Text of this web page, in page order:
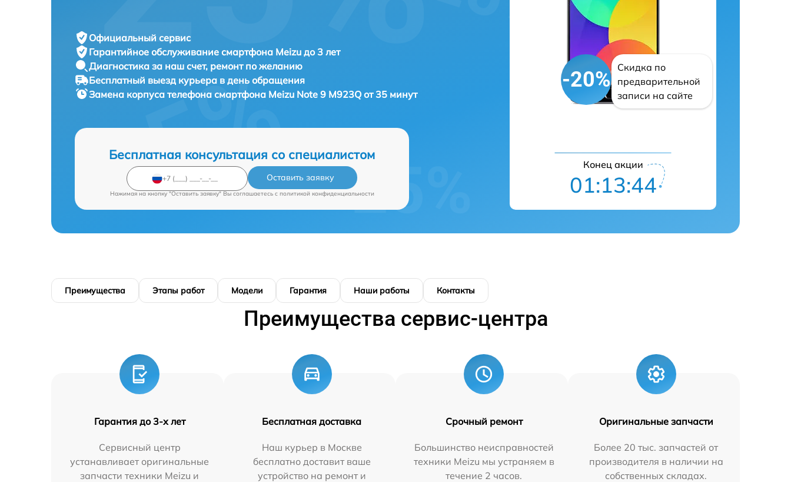
Официальный сервис
Гарантийное обслуживание смартфона Meizu до 3 лет
Диагностика за наш счет, ремонт по желанию
Бесплатный выезд курьера в день обращения
Замена корпуса телефона смартфона Meizu Note 9 M923Q от 35 минут
Бесплатная консультация со специалистом
Оставить заявку
Нажимая на кнопку "Оставить заявку" Вы соглашаетесь c политикой конфиденциальности
-20%
Скидка по
предварительной
записи на сайте
Конец акции
01:13:43
Преимущества Этапы работ Модели Гарантия Наши работы Контакты
Преимущества сервис-центра
Гарантия до 3-х лет
Сервисный центр
устанавливает оригинальные
запчасти техники Meizu и
Бесплатная доставка
Наш курьер в Москве
бесплатно доставит ваше
устройство на ремонт и
Срочный ремонт
Большинство неисправностей
техники Meizu мы устраняем в
течение 2 часов.
Оригинальные запчасти
Более 20 тыс. запчастей от
производителя в наличии на
собственных складах.